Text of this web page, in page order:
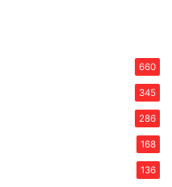
660
345
286
168
136